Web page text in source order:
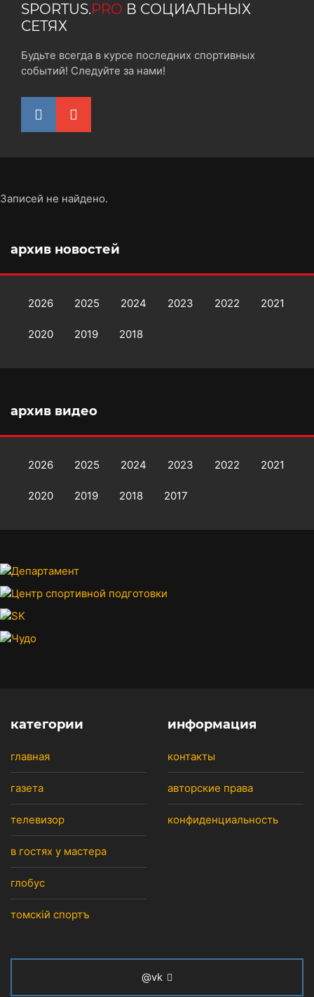
SPORTUS.PRO В СОЦИАЛЬНЫХ
СЕТЯХ
Будьте всегда в курсе последних спортивных
событий! Следуйте за нами!
Записей не найдено.
архив новостей
2026 2025 2024 2023 2022 2021
2020 2019 2018
архив видео
2026 2025 2024 2023 2022 2021
2020 2019 2018 2017
категории
главная
газета
телевизор
в гостях у мастера
глобус
томскiй спортъ
информация
контакты
авторские права
конфиденциальность
@vk